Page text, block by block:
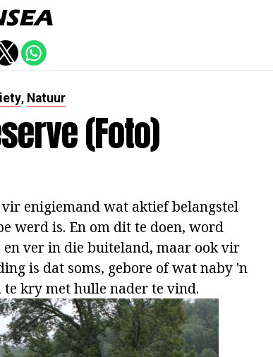
, Natuur
(foto)
enigiemand wat aktief belangstel
werd is. En om dit te doen, word
ver in die buiteland, maar ook vir
is dat soms, gebore of wat naby 'n
kry met hulle nader te vind.